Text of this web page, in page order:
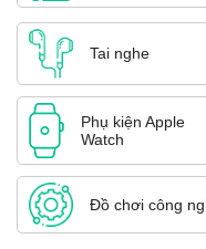
Tai nghe
Phụ kiện Apple
Watch
Đồ chơi công